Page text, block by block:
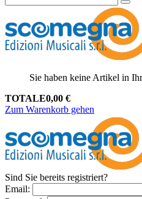
Sie haben keine Artikel in
TOTALE0,00 €
Zum Warenkorb gehen
Sind Sie bereits registriert?
Email: